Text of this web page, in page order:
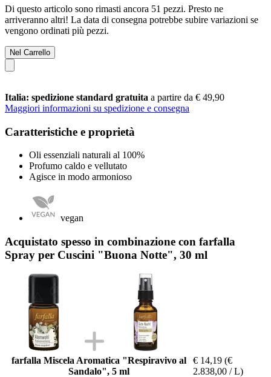
Di questo articolo sono rimasti ancora 51 pezzi. Presto ne
arriveranno altri! La data di consegna potrebbe subire variazioni se
vengono ordinati più pezzi.
Nel Carrello
Italia: spedizione standard gratuita a partire da € 49,90
Maggiori informazioni su spedizione e consegna
Caratteristiche e proprietà
Oli essenziali naturali al 100%
Profumo caldo e vellutato
Agisce in modo armonioso
vegan
Acquistato spesso in combinazione con farfalla
Spray per Cuscini "Buona Notte", 30 ml
farfalla Miscela Aromatica "Respiravivo al
Sandalo", 5 ml
€ 14,19 (€
2.838,00 / L)